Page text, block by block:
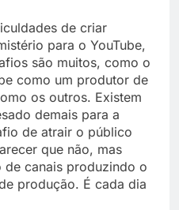
de criar
para o YouTube,
são muitos, como o
como um produtor de
os outros. Existem
demais para a
de atrair o público
que não, mas
de canais produzindo o
produção. É cada dia